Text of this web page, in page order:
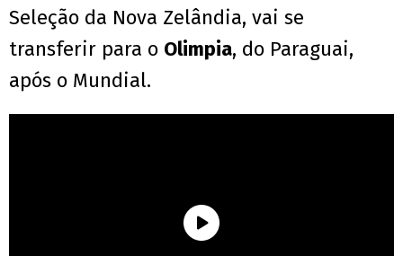
Seleção da Nova Zelândia, vai se
transferir para o Olimpia, do Paraguai,
após o Mundial.